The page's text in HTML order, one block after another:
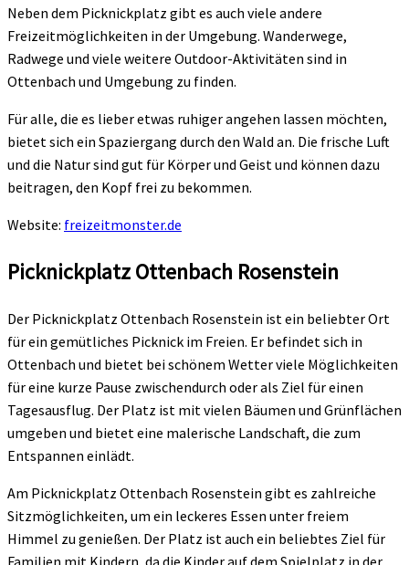
Neben dem Picknickplatz gibt es auch viele andere
Freizeitmöglichkeiten in der Umgebung. Wanderwege,
Radwege und viele weitere Outdoor-Aktivitäten sind in
Ottenbach und Umgebung zu finden.
Für alle, die es lieber etwas ruhiger angehen lassen möchten,
bietet sich ein Spaziergang durch den Wald an. Die frische Luft
und die Natur sind gut für Körper und Geist und können dazu
beitragen, den Kopf frei zu bekommen.
Website: freizeitmonster.de
Picknickplatz Ottenbach Rosenstein
Der Picknickplatz Ottenbach Rosenstein ist ein beliebter Ort
für ein gemütliches Picknick im Freien. Er befindet sich in
Ottenbach und bietet bei schönem Wetter viele Möglichkeiten
für eine kurze Pause zwischendurch oder als Ziel für einen
Tagesausflug. Der Platz ist mit vielen Bäumen und Grünflächen
umgeben und bietet eine malerische Landschaft, die zum
Entspannen einlädt.
Am Picknickplatz Ottenbach Rosenstein gibt es zahlreiche
Sitzmöglichkeiten, um ein leckeres Essen unter freiem
Himmel zu genießen. Der Platz ist auch ein beliebtes Ziel für
Familien mit Kindern, da die Kinder auf dem Spielplatz in der